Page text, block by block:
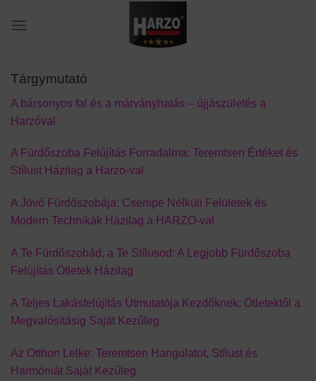
Tárgymutató
A bársonyos fal és a márványhatás – újjászületés a
Harzóval
A Fürdőszoba Felújítás Forradalma: Teremtsen Értéket és
Stílust Házilag a Harzo-val
A Jövő Fürdőszobája: Csempe Nélküli Felületek és
Modern Technikák Házilag a HARZO-val
A Te Fürdőszobád, a Te Stílusod: A Legjobb Fürdőszoba
Felújítás Ötletek Házilag
A Teljes Lakásfelújítás Útmutatója Kezdőknek: Ötletektől a
Megvalósításig Saját Kezűleg
Az Otthon Lelke: Teremtsen Hangulatot, Stílust és
Harmóniát Saját Kezűleg